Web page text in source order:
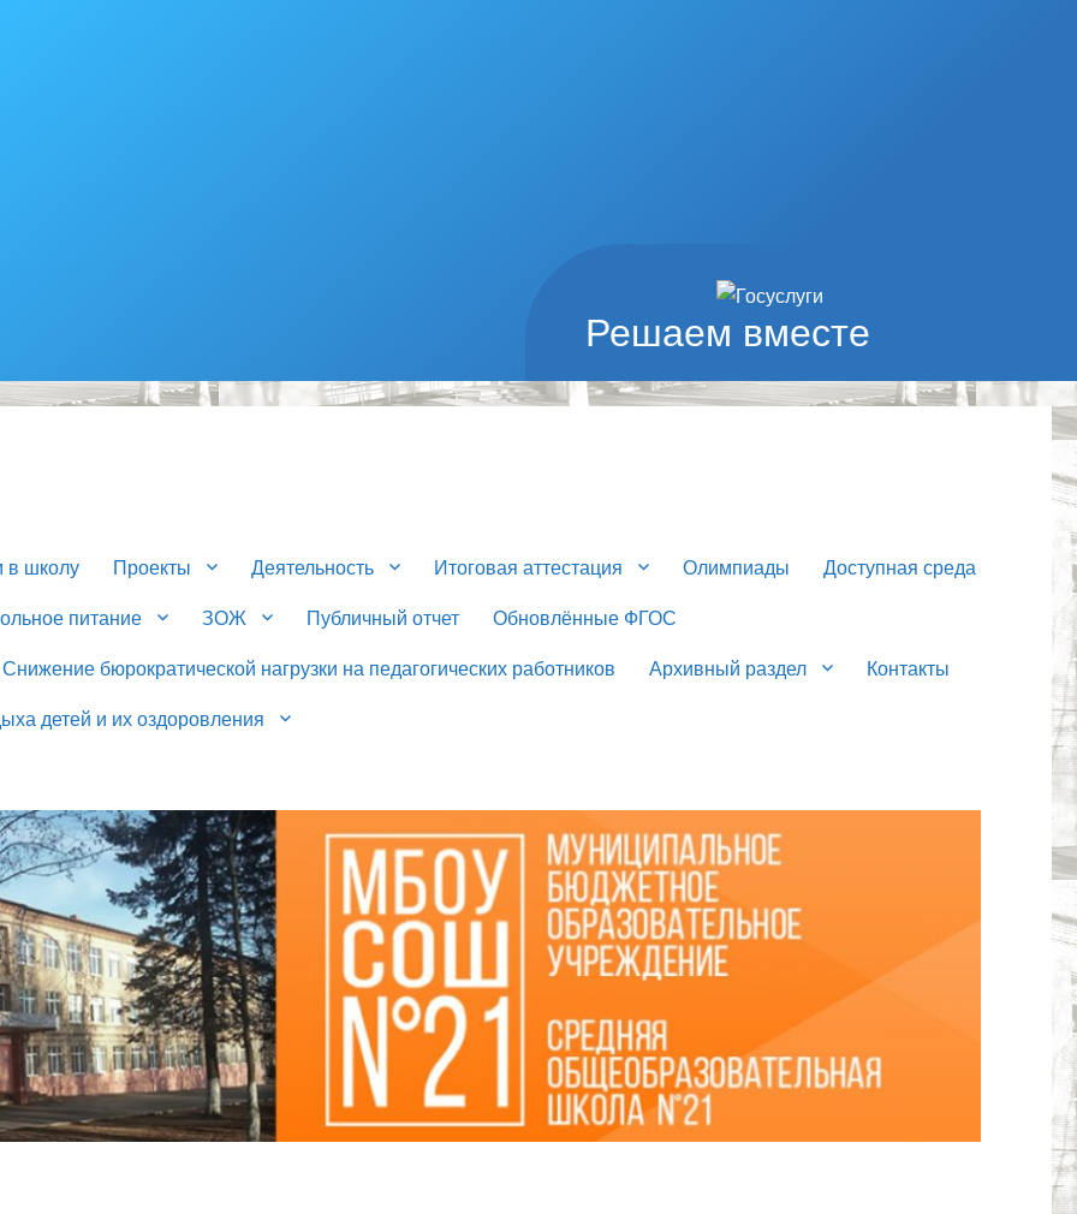
Решаем вместе
школу Проекты Деятельность Итоговая аттестация Олимпиады
Доступная среда
питание
ЗОЖ Публичный отчет
Обновлённые ФГОС
Снижение бюрократической нагрузки на педагогических работников
Архивный раздел
Контакты
детей и их оздоровления